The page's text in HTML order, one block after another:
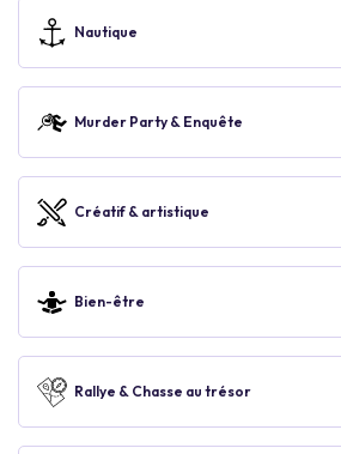
Nautique
Murder Party & Enquête
Créatif & artistique
Bien-être
Rallye & Chasse au trésor